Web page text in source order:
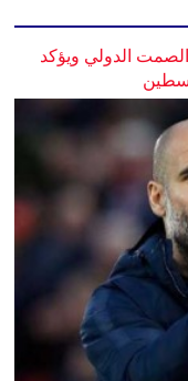
الصمت الدولي ويؤكد